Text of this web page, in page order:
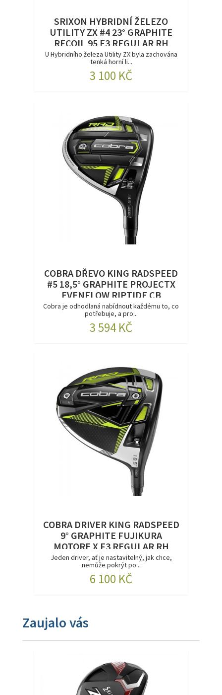
SRIXON HYBRIDNÍ ŽELEZO
UTILITY ZX #4 23° GRAPHITE
RECOIL 95 F3 REGULAR RH
DEMO
U Hybridního železa Utility ZX byla zachována
tenká horní li...
3 100 KČ
COBRA DŘEVO KING RADSPEED
#5 18,5° GRAPHITE PROJECTX
EVENFLOW RIPTIDE CB
REGULAR RH DEMO
Cobra je odhodlaná nabídnout každému to, co
potřebuje, a pro...
3 594 KČ
COBRA DRIVER KING RADSPEED
9° GRAPHITE FUJIKURA
MOTORE X F3 REGULAR RH
DEMO
Jeden driver, ať je nastavitelný, jak chce,
nemůže pokrýt po...
6 100 KČ
Zaujalo vás